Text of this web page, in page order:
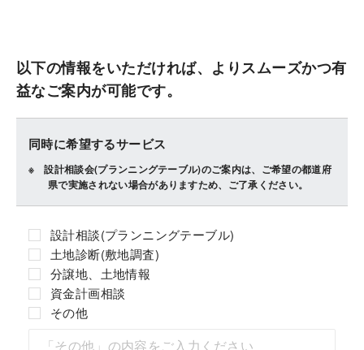
以下の情報をいただければ、よりスムーズかつ有
益なご案内が可能です。
同時に希望するサービス
設計相談会(プランニングテーブル)のご案内は、ご希望の都道府
県で実施されない場合がありますため、ご了承ください。
設計相談(プランニングテーブル)
土地診断(敷地調査)
分譲地、土地情報
資金計画相談
その他